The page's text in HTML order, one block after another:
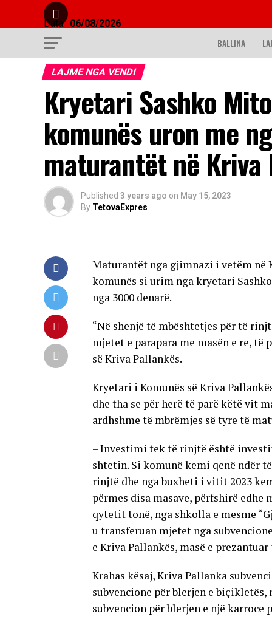
Data: 06/08/2026
BALLINA
LAJME NGA VENDI
Kryetari Sashko
komunës uron me
maturantët në Kriva
Published 3 years ago on May 15, 2023
By TetovaExpres
Maturantët nga gjimnazi i vetëm në
komunës si urim nga kryetari
nga 3000 denarë.
“Në shenjë të mbështetjes për të
mjetet e parapara me masën e re, të
së Kriva Pallankës.
Kryetari i Komunës së Kriva
dhe tha se për herë të parë këtë vit
ardhshme të mbrëmjes së tyre të
– Investimi tek të rinjtë është
shtetin. Si komunë kemi qenë ndër
rinjtë dhe nga buxheti i vitit 2023
përmes disa masave, përfshirë
qytetit tonë, nga shkolla e mesme
u transferuan mjetet nga
e Kriva Pallankës, masë e
Krahas kësaj, Kriva Pallanka
subvencione për blerjen e
subvencion për blerjen e një karroce